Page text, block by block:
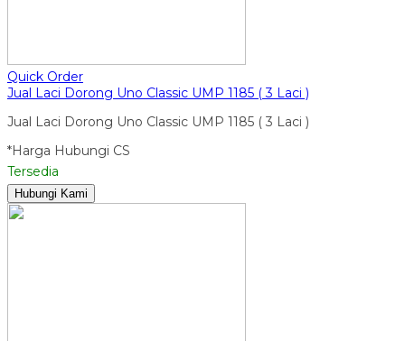
Quick Order
Jual Laci Dorong Uno Classic UMP 1185 ( 3 Laci )
Jual Laci Dorong Uno Classic UMP 1185 ( 3 Laci )
*Harga Hubungi CS
Tersedia
Hubungi Kami